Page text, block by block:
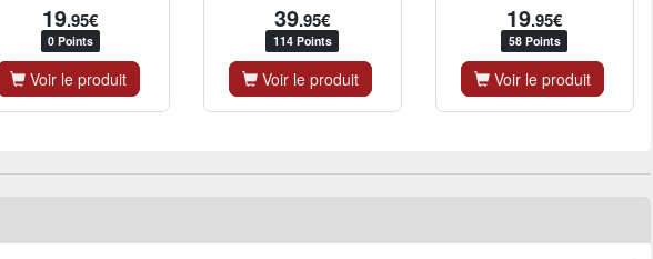
19.95€
0 Points
Voir le produit
39.95€
114 Points
Voir le produit
19.95€
58 Points
Voir le produit